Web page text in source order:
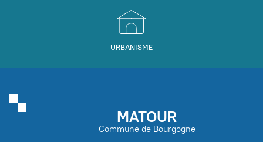
URBANISME
MATOUR
Commune de Bourgogne